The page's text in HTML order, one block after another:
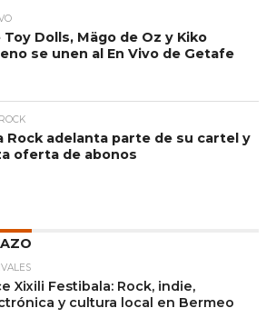
Toy Dolls, Mägo de Oz y Kiko
se unen al En Vivo de Getafe
Rock adelanta parte de su cartel y
oferta de abonos
Xixili Festibala: Rock, indie,
y cultura local en Bermeo